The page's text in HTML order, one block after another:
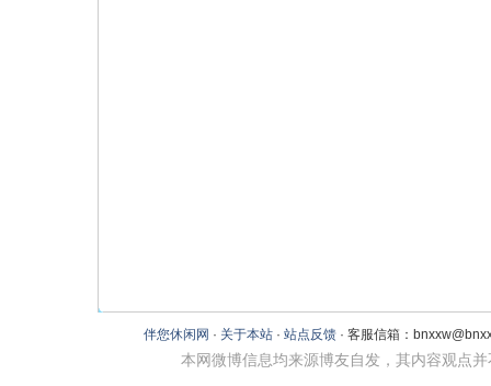
伴您休闲网 · 关于本站 · 站点反馈 · 客服信箱：
本网微博信息均来源博友自发，其内容观点并不代表